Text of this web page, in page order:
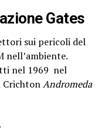
Gates
sui pericoli del
nell’ambiente.
nel 1969 nel
CrichtonAndromeda